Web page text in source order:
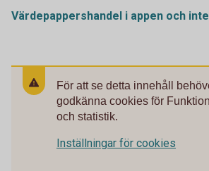
Värdepappershandel i appen och
För att se detta innehåll
godkänna cookies för
och statistik.
Inställningar för cookies